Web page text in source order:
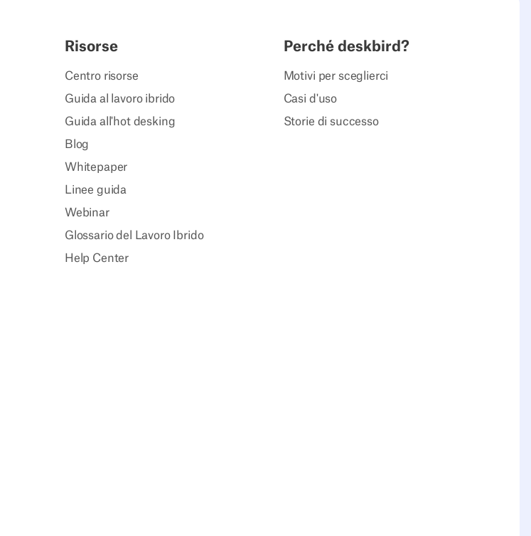
Risorse
Centro risorse
Guida al lavoro ibrido
Guida all'hot desking
Blog
Whitepaper
Linee guida
Webinar
Glossario del Lavoro Ibrido
Help Center
Perché deskbird?
Motivi per sceglierci
Casi d'uso
Storie di successo